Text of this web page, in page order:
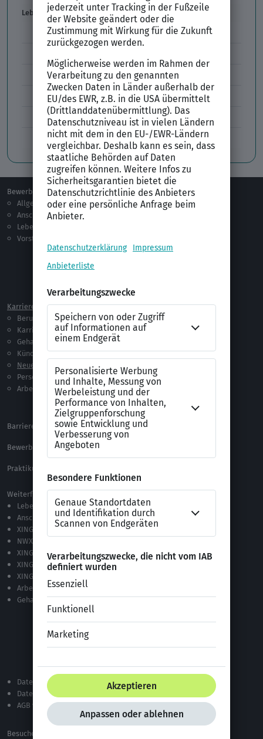
Lebenslauf
Lebenslauf Aufbau und Inhalt
Lebenslauf Englisch Résumé
Lücken im Lebenslauf
Tabellarischer Lebenslauf
Professionelles Bewerbungsfoto
Bewerben
Allgemeines
Anschreiben
Lebenslauf
Vorstellungsgespräch
Berufsorientierung
Ausbildung
Jobprofile
Karriere
Berufseinstieg
Karriere machen
Gehalt
Kündigung
Neue Arbeitswelt
Personalführung
Arbeitsrecht
Vorlagen & Tests
Anschreiben-Vorlagen
Lebenslauf-Vorlagen
Checklisten
Testverfahren
Alle Word-Dateien
Alle Downloads
Barrierefreiheitserklärung
XING Impressum
Bewerbungs-FAQ
Praktikum Online Marketing
Weiterführende Links
Lebenslauf-Editor
Anschreiben-Editor
XING Stellenmarkt
NWX – „Alles zur Zukunft der Arbeit“
XING Campus
XING News
XING ProJobs
Arbeitgeber-Bewertungen
Gehaltsvergleich
Datenschutzerklärung
Datenschutz bei XING
AGB von XING
Besuche uns auf: